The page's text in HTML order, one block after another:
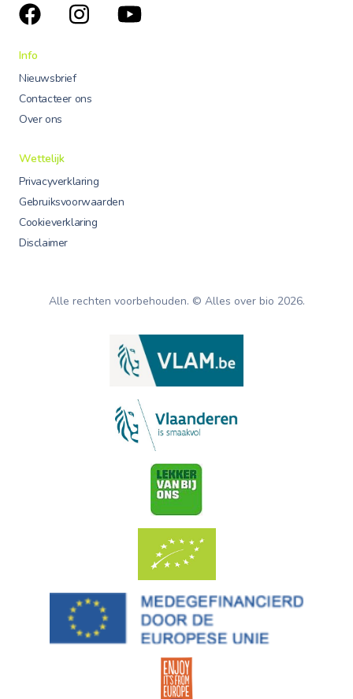
Info
Nieuwsbrief
Contacteer ons
Over ons
Wettelijk
Privacyverklaring
Gebruiksvoorwaarden
Cookieverklaring
Disclaimer
Alle rechten voorbehouden. © Alles over bio 2026.